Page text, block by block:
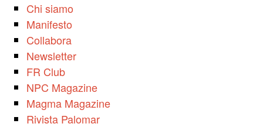
Chi siamo
Manifesto
Collabora
Newsletter
FR Club
NPC Magazine
Magma Magazine
Rivista Palomar